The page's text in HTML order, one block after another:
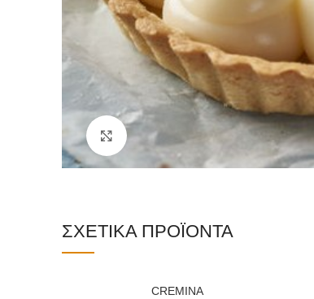
Click to enlarge
ΣΧΕΤΙΚΆ ΠΡΟΪΌΝΤΑ
ΔΙΑΒΆΣΤΕ ΠΕΡΙΣΣΌΤΕΡΑ
CREMINA